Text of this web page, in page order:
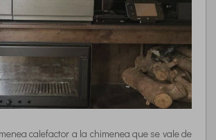
calefactor a la chimenea que se vale de